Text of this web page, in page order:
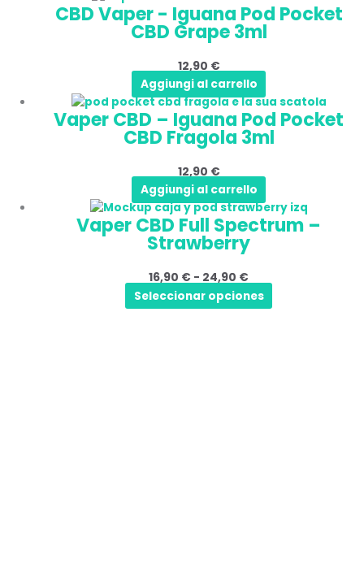
CBD Vaper - Iguana Pod Pocket
CBD Grape 3ml
12,90 €
Aggiungi al carrello
Vaper CBD – Iguana Pod Pocket
CBD Fragola 3ml
12,90 €
Aggiungi al carrello
Vaper CBD Full Spectrum –
Strawberry
16,90 € - 24,90 €
Fascia
di
prezzo:
a
24,90 €
Seleccionar opciones
Questo
prodotto
ha
varianti.
Le
opzioni